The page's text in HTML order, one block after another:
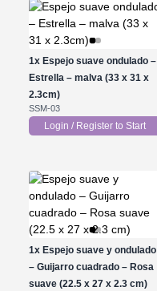
1xEspejo suave ondulado –
Estrella – malva (33 x 31 x
2.3cm)
SSM-03
Login / Register to Start
1xEspejo suave y ondulado
– Guijarro cuadrado – Rosa
suave (22.5 x 27 x 2.3 cm)